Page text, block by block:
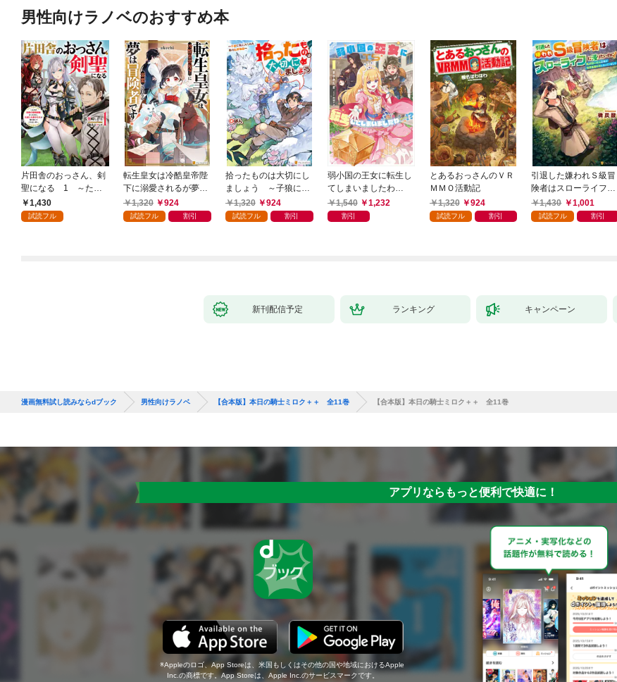
男性向けラノベのおすすめ本
片田舎のおっさん、剣
聖になる 1 ～ただ
の田舎の剣術師範だっ
たのに、大成した弟子
1,430
試読フル
転生皇女は冷酷皇帝陛
下に溺愛されるが夢は
冒険者です！
1,320 924
試読フル 割引
拾ったものは大切にし
ましょう ～子狼に気
に入られた男の転移物
語～
1,320 924
試読フル 割引
弱小国の王女に転生し
てしまいましたわ
～！？ 1巻
1,540 1,232
割引
とあるおっさんのＶＲ
ＭＭＯ活動記
1,320
924
試読フル 割引
引退した嫌われＳ級冒
険者はスローライフに
浸りたいのに！ 気が
付いたら辺境が世界最
1,430 1,001
試読フル 割引
新刊配信予定 ランキング キャンペーン
漫画無料試し読みならdブック 男性向けラノベ 【合本版】本日の騎士ミロク＋＋ 全11巻 【合本版】本日の騎士ミロク＋＋ 全11巻
アプリならもっと便利で快適に！
Appleのロゴ、App Storeは、米国もしくはその他の国や地域におけるApple
Inc.の商標です。App Storeは、Apple Inc.のサービスマークです。